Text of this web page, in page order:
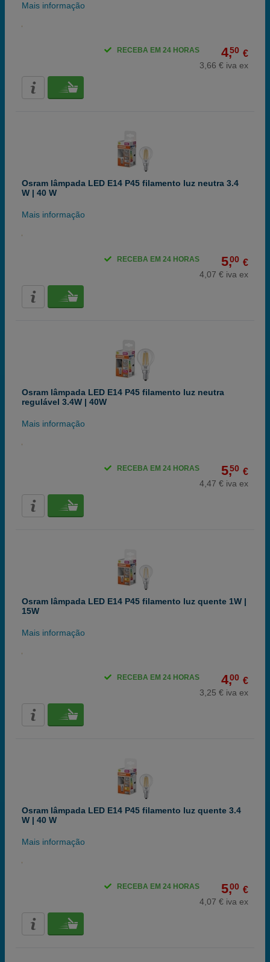
Mais informação
4,50 €
3,66 € iva ex
RECEBA EM 24 HORAS
Osram lâmpada LED E14 P45 filamento luz neutra 3.4
W | 40 W
Mais informação
5,00 €
4,07 € iva ex
RECEBA EM 24 HORAS
Osram lâmpada LED E14 P45 filamento luz neutra
regulável 3.4W | 40W
Mais informação
5,50 €
4,47 € iva ex
RECEBA EM 24 HORAS
Osram lâmpada LED E14 P45 filamento luz quente 1W |
15W
Mais informação
4,00 €
3,25 € iva ex
RECEBA EM 24 HORAS
Osram lâmpada LED E14 P45 filamento luz quente 3.4
W | 40 W
Mais informação
5,00 €
4,07 € iva ex
RECEBA EM 24 HORAS